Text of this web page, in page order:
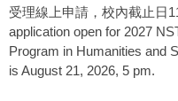
受理線上申請，校內截止日
application open for 2027
Program in Humanities and
is August 21, 2026, 5 pm.